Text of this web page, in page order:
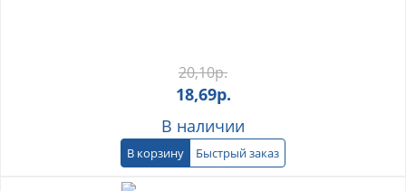
20,10р.
18,69р.
В наличии
В корзину Быстрый заказ